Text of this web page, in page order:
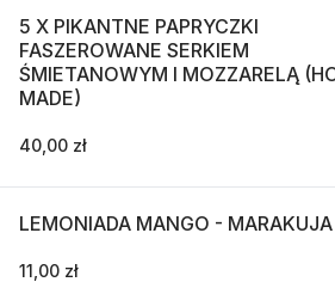
5 X PIKANTNE PAPRYCZKI
FASZEROWANE SERKIEM
ŚMIETANOWYM I MOZZARELĄ
MADE)
40,00 zł
LEMONIADA MANGO -
11,00 zł